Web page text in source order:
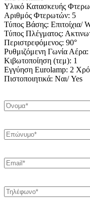
Υλικό Κατασκευής
Αριθμός Φτερωτών: 5
Τύπος Βάσης: Επιτοίχια/
Τύπος Πλέγματος:
Περιστρεφόμενος: 90°
Ρυθμιζόμενη Γωνία Αέρα:
Κιβωτοποίηση (τεμ): 1
Εγγύηση Eurolamp: 2
Πιστοποιητικά: Ναι/ Yes